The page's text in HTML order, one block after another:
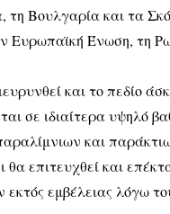
Βουλγαρία και τα
Ευρωπαϊκή Ένωση, τη
και το πεδίο
σε ιδιαίτερα υψηλό
και
θα επιτευχθεί και
εμβέλειας λόγω